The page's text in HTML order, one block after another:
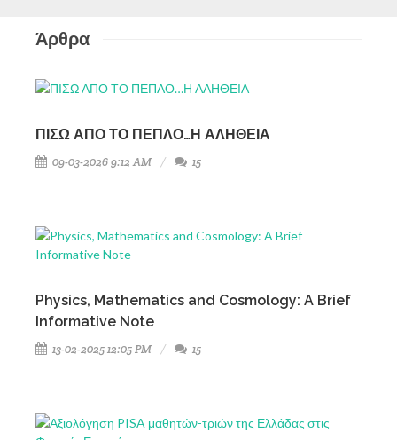
Άρθρα
ΠΙΣΩ ΑΠΟ ΤΟ ΠΕΠΛΟ…Η ΑΛΗΘΕΙΑ
09-03-2026 9:12 AM 15
Physics, Mathematics and Cosmology: A Brief
Informative Note
13-02-2025 12:05 PM 15